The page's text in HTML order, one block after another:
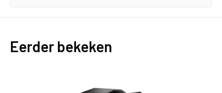
Eerder bekeken